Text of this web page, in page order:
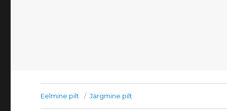
Eelmine pilt Järgmine pilt